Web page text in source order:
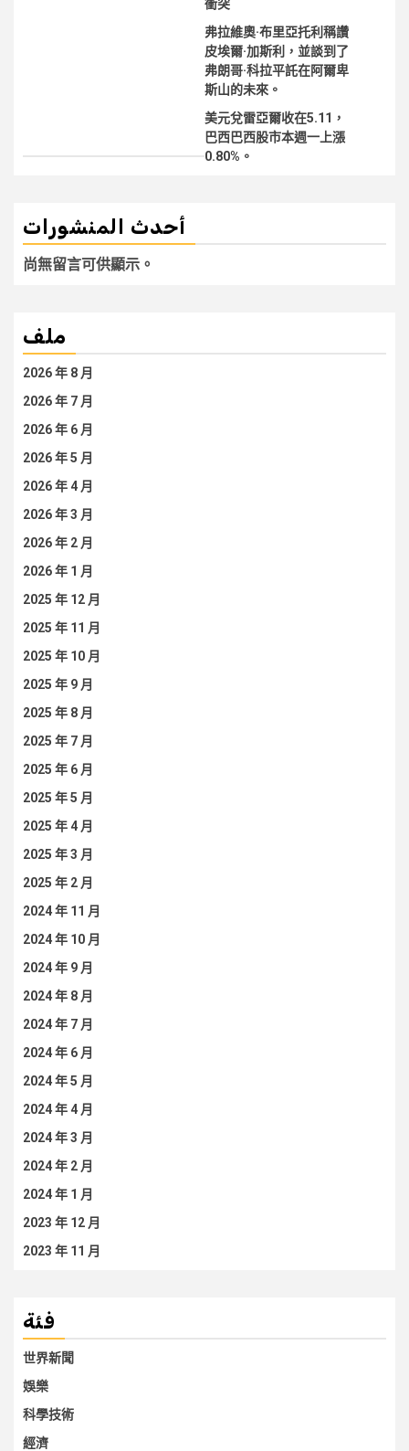
衝突
弗拉維奧·布里亞托利稱讚
皮埃爾·加斯利，並談到了
弗朗哥·科拉平託在阿爾卑
斯山的未來。
美元兌雷亞爾收在5.11，
巴西巴西股市本週一上漲
0.80%。
أحدث المنشورات
尚無留言可供顯示。
ملف
2026 年 8 月
2026 年 7 月
2026 年 6 月
2026 年 5 月
2026 年 4 月
2026 年 3 月
2026 年 2 月
2026 年 1 月
2025 年 12 月
2025 年 11 月
2025 年 10 月
2025 年 9 月
2025 年 8 月
2025 年 7 月
2025 年 6 月
2025 年 5 月
2025 年 4 月
2025 年 3 月
2025 年 2 月
2024 年 11 月
2024 年 10 月
2024 年 9 月
2024 年 8 月
2024 年 7 月
2024 年 6 月
2024 年 5 月
2024 年 4 月
2024 年 3 月
2024 年 2 月
2024 年 1 月
2023 年 12 月
2023 年 11 月
فئة
世界新聞
娛樂
科學技術
經濟